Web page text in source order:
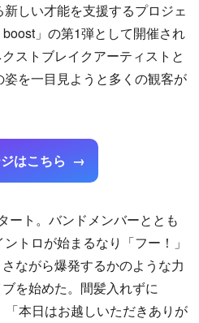
新しい才能を支援するプロジェ
」の第1弾として開催され
ストブレイクアーティストと
を一目見ようと多くの観客が
はこちら
ート。バンドメンバーととも
トロが始まるなり「フー！」
ながら爆発するかのような力
を始めた。間髪入れずに
「本日はお越しいただきありが